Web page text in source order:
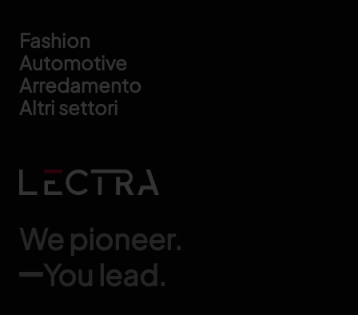
Footer
Fashion
Automotive
Arredamento
Altri settori
We pioneer.
You lead.